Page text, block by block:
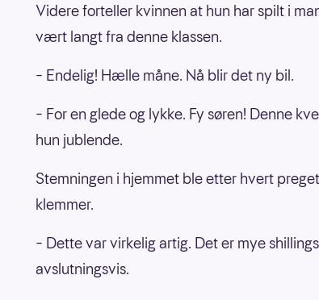
Videre forteller kvinnen at hun har spilt i
vært langt fra denne klassen.
– Endelig! Hælle måne. Nå blir det ny bil.
– For en glede og lykke. Fy søren! Denne
hun jublende.
Stemningen i hjemmet ble etter hvert
klemmer.
– Dette var virkelig artig. Det er mye
avslutningsvis.